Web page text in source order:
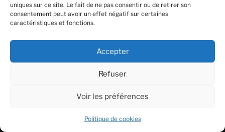
uniques sur ce site. Le fait de ne pas consentir ou de retirer son
consentement peut avoir un effet négatif sur certaines
caractéristiques et fonctions.
Accepter
Refuser
Voir les préférences
Politique de cookies